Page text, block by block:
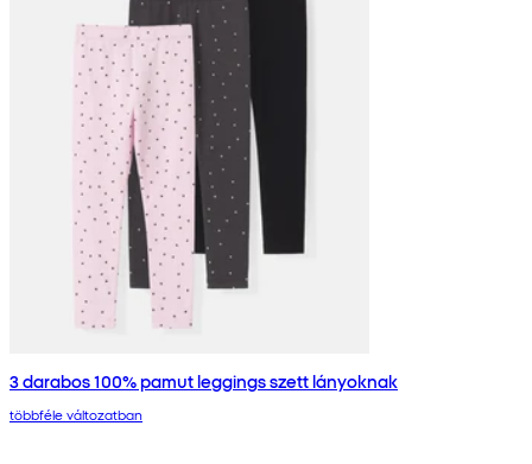
3 darabos 100% pamut leggings szett lányoknak
többféle változatban